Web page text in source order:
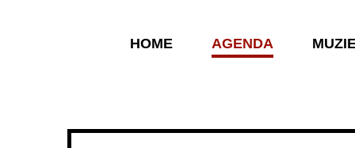
HOME AGENDA